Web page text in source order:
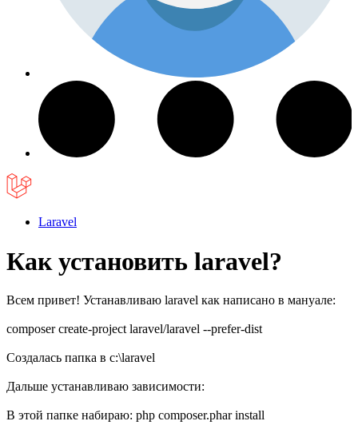
Laravel
Как установить laravel?
Всем привет! Устанавливаю laravel как написано в мануале:
composer create-project laravel/laravel --prefer-dist
Создалась папка в c:\laravel
Дальше устанавливаю зависимости:
В этой папке набираю: php composer.phar install